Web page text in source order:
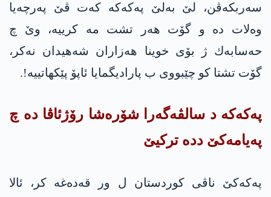
سه‌ربكه‌ڤن، لێ به‌لێ په‌كه‌كه‌ كه‌ت ڤێ په‌رچه‌یا
وه‌لات ده‌ و گۆت هه‌ر تشت مه ‌كرییه‌، وێ چ
حه‌سابه‌ك ژ بۆی خوینا هه‌زاران شه‌هیدان نه‌كر،
گۆت تشتا كو چێبووی ب پارادیگمایا ئاپۆ پێكهاتییه‌!.
په‌كه‌كه‌ د سالڤه‌گه‌را شۆره‌شا رۆژئاڤا ده‌ چ
په‌یامه‌كێ دده‌ تركیێ
په‌كه‌كێ ناڤی كوردستان ل ور قه‌ده‌غه‌ كر، ئالا